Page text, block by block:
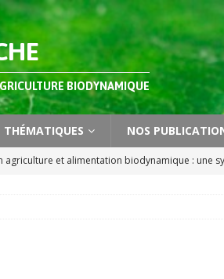
BIODYNAMIQUE
THÉMATIQUES NOS
agriculture et alimentation biodynamique : une